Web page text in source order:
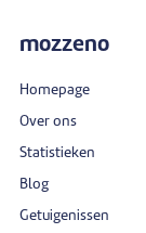
mozzeno
Homepage
Over ons
Statistieken
Blog
Getuigenissen